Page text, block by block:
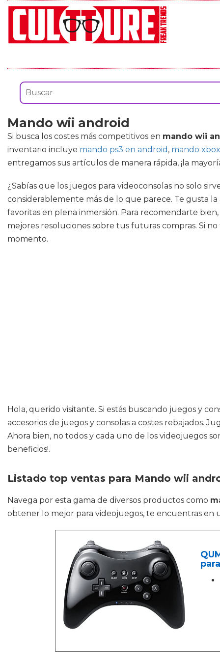
Mando wii android
Si busca los costes más competitivos en mando wii
inventario incluye mando ps3 en android , mando
entregamos sus artículos de manera rápida, ¡la
¿Sabías que los juegos para videoconsolas no solo
considerablemente más de lo que parece. Te gusta
favoritas en plena inmersión. Para recomendarte
mejores resoluciones sobre tus futuras compras. Si
momento.
Hola, querido visitante. Si estás buscando juegos y
accesorios de juegos y consolas a costes rebajados.
Ahora bien, no todos y cada uno de los videojuegos
beneficios!.
Listado top ventas para Mando wii
Navega por esta gama de diversos productos como
obtener lo mejor para videojuegos, te encuentras en